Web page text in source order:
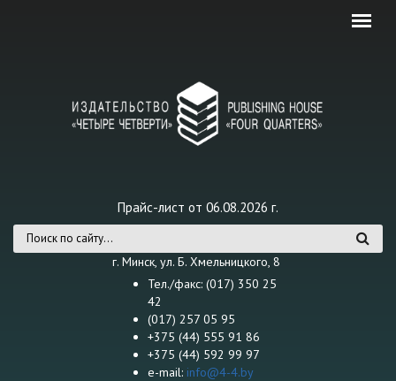
Прайс-лист от 06.08.2026 г.
Форма поискаг. Минск, ул. Б. Хмельницкого, 8
Тел./факс: (017) 350 25
42
(017) 257 05 95
+375 (44) 555 91 86
+375 (44) 592 99 97
e-mail: info@4-4.by